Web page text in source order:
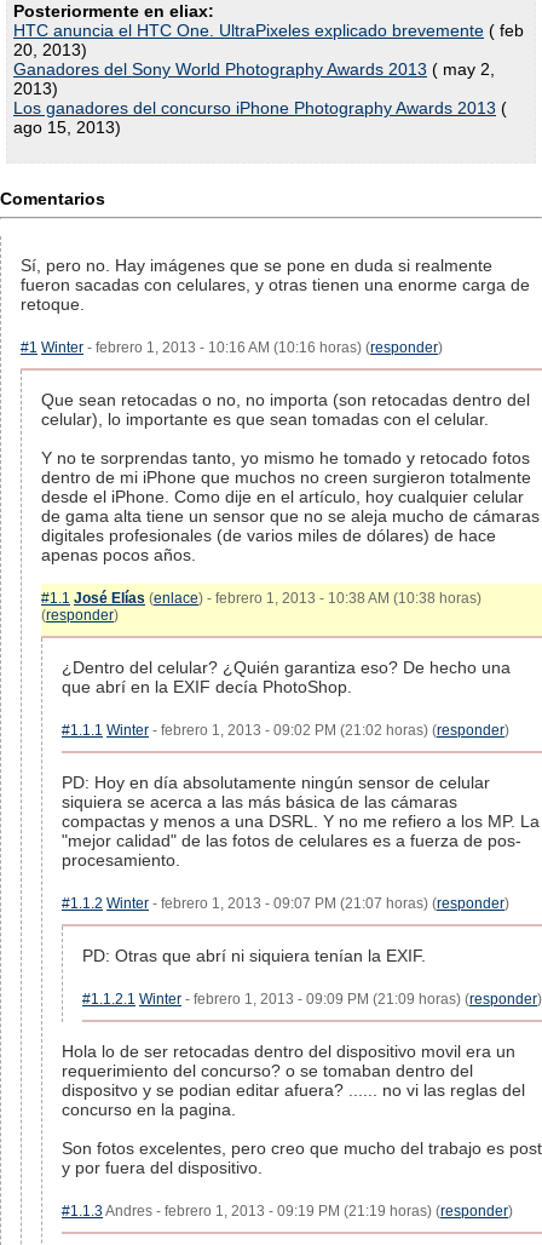
Posteriormente en eliax:
HTC anuncia el HTC One. UltraPixeles explicado brevemente ( feb
20, 2013)
Ganadores del Sony World Photography Awards 2013 ( may 2,
2013)
Los ganadores del concurso iPhone Photography Awards 2013 (
ago 15, 2013)
Comentarios
Sí, pero no. Hay imágenes que se pone en duda si realmente
fueron sacadas con celulares, y otras tienen una enorme carga de
retoque.
#1 Winter - febrero 1, 2013 - 10:16 AM (10:16 horas) (responder)
Que sean retocadas o no, no importa (son retocadas dentro del
celular), lo importante es que sean tomadas con el celular.
Y no te sorprendas tanto, yo mismo he tomado y retocado fotos
dentro de mi iPhone que muchos no creen surgieron totalmente
desde el iPhone. Como dije en el artículo, hoy cualquier celular
de gama alta tiene un sensor que no se aleja mucho de cámaras
digitales profesionales (de varios miles de dólares) de hace
apenas pocos años.
#1.1 José Elías (enlace) - febrero 1, 2013 - 10:38 AM (10:38 horas)
(responder)
¿Dentro del celular? ¿Quién garantiza eso? De hecho una
que abrí en la EXIF decía PhotoShop.
#1.1.1 Winter - febrero 1, 2013 - 09:02 PM (21:02 horas) (responder)
PD: Hoy en día absolutamente ningún sensor de celular
siquiera se acerca a las más básica de las cámaras
compactas y menos a una DSRL. Y no me refiero a los MP. La
"mejor calidad" de las fotos de celulares es a fuerza de pos-
procesamiento.
#1.1.2 Winter - febrero 1, 2013 - 09:07 PM (21:07 horas) (responder)
PD: Otras que abrí ni siquiera tenían la EXIF.
#1.1.2.1 Winter - febrero 1, 2013 - 09:09 PM (21:09 horas) (responder)
Hola lo de ser retocadas dentro del dispositivo movil era un
requerimiento del concurso? o se tomaban dentro del
dispositvo y se podian editar afuera? ...... no vi las reglas del
concurso en la pagina.
Son fotos excelentes, pero creo que mucho del trabajo es post
y por fuera del dispositivo.
#1.1.3Andres - febrero 1, 2013 - 09:19 PM (21:19 horas) (responder)